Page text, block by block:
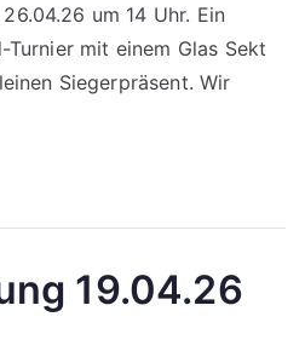
um 14 Uhr. Ein
mit einem Glas Sekt
Siegerpräsent. Wir
19.04.26